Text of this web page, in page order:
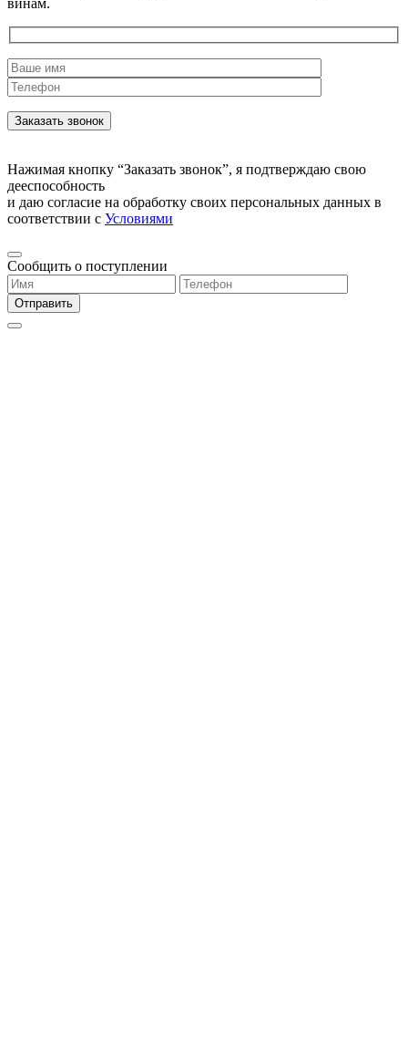
Нажимая кнопку “Заказать звонок”, я подтверждаю свою
дееспособность
и даю согласие на обработку своих персональных данных в
соответствии с Условиями
Сообщить о поступлении